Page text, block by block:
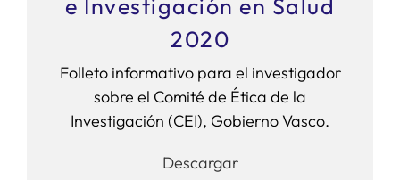
e Investigación en Salud
2020
Folleto informativo para el investigador
sobre el Comité de Ética de la
Investigación (CEI), Gobierno Vasco.
Descargar